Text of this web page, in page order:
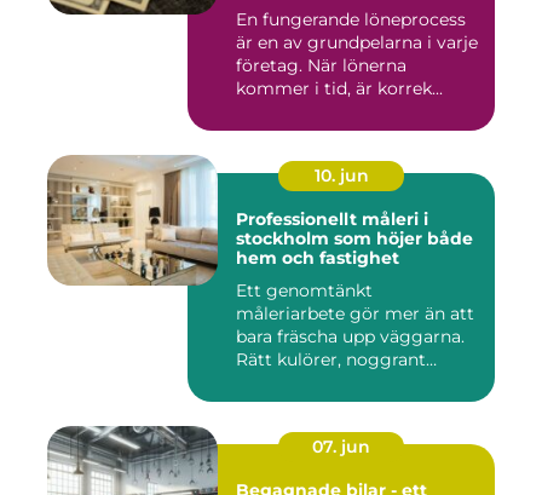
En fungerande löneprocess
är en av grundpelarna i varje
företag. När lönerna
kommer i tid, är korrek...
10. jun
Professionellt måleri i
stockholm som höjer både
hem och fastighet
Ett genomtänkt
måleriarbete gör mer än att
bara fräscha upp väggarna.
Rätt kulörer, noggrant
07. jun
Begagnade bilar - ett